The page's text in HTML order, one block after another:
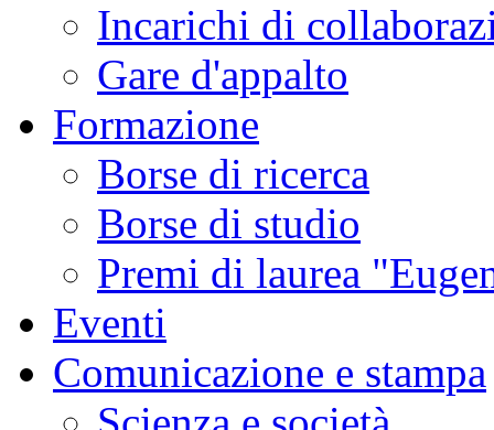
Incarichi di
Gare d'appalto
Formazione
Borse di ricerca
Borse di studio
Premi di laurea
Eventi
Comunicazione e stampa